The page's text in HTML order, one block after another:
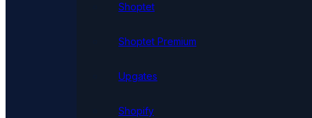
Shoptet
Shoptet Premium
Upgates
Shopify